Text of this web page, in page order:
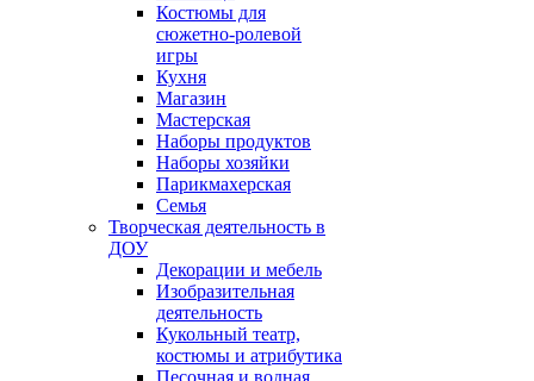
Костюмы для
сюжетно-ролевой
игры
Кухня
Магазин
Мастерская
Наборы продуктов
Наборы хозяйки
Парикмахерская
Семья
Творческая деятельность в
ДОУ
Декорации и мебель
Изобразительная
деятельность
Кукольный театр,
костюмы и атрибутика
Песочная и водная